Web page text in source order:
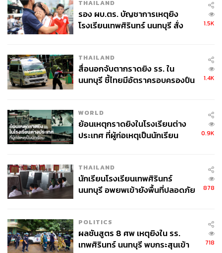
THAILAND
รอง ผบ.ตร. บัญชาการเหตุยิง
โรงเรียนเทพศิรินทร์ นนทบุรี สั่ง
1.5K
THAILAND
สื่อนอกจับตากราดยิง รร. ใน
นนทบุรี ชี้ไทยมีอัตราครอบครองปืน
1.4K
WORLD
ย้อนเหตุกราดยิงในโรงเรียนต่าง
ประเทศ ที่ผู้ก่อเหตุเป็นนักเรียน
0.9K
THAILAND
นักเรียนโรงเรียนเทพศิรินทร์
นนทบุรี อพยพเข้ายังพื้นที่ปลอดภัย
878
POLITICS
ผลชันสูตร 8 ศพ เหตุยิงใน รร.
เทพศิรินทร์ นนทบุรี พบกระสุนเข้า
718